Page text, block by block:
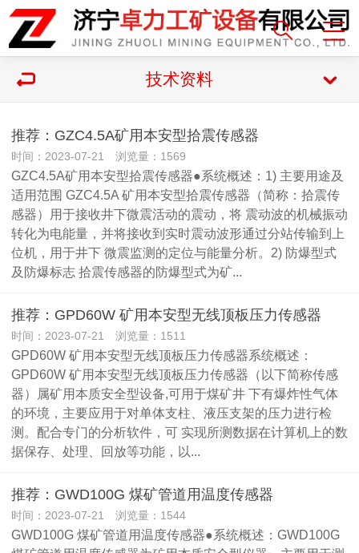
技术资料
推荐：GZC4.5A矿用本安型拾震传感器
时间：2023-07-21 浏览量：1569
GZC4.5A矿用本安型拾震传感器●系统概述：1) 主要用途及
适用范围 GZC4.5A 矿用本安型拾震传感器（简称：拾震传
感器）用于接收井下微震活动的震动，将 震动波的机械振动
转化为电能量，并将接收到实时震动波形通过分站传输到上
位机，用于井下 微震监测的定位与能量分析。2) 防爆型式
及防爆标志 拾震传感器的防爆型式为矿...
推荐：GPD60W 矿用本安型无线顶板压力传感器
时间：2023-07-21 浏览量：1511
GPD60W 矿用本安型无线顶板压力传感器系统概述：
GPD60W 矿用本安型无线顶板压力传感器（以下简称传感
器）属矿用本质安全型设备,可用于煤矿井 下有爆炸性气体
的环境，主要应用于对单体支柱、液压支架的压力进行检
测。配合专门的分析软件，可 实现所测数据在计算机上的数
据保存、处理、回放等功能，以...
推荐：GWD100G 煤矿管道用温度传感器
时间：2023-07-21 浏览量：1544
GWD100G 煤矿管道用温度传感器●系统概述：GWD100G